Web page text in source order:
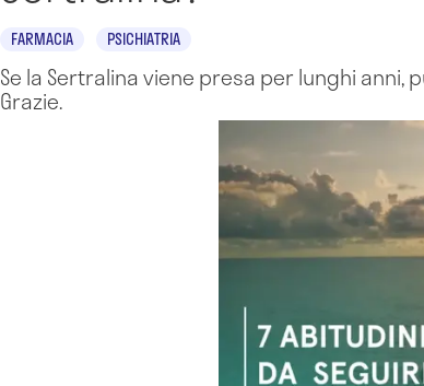
FARMACIA PSICHIATRIA
Se la Sertralina viene presa per lunghi anni,
Grazie.